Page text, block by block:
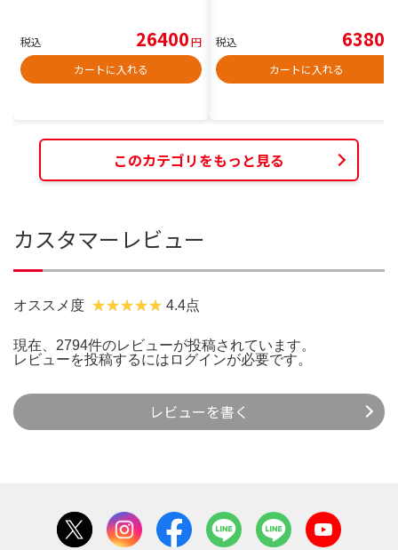
税込 26400円
カートに入れる
税込 6380
カートに入れる
このカテゴリをもっと見る
カスタマーレビュー
オススメ度 4.4点
現在、2794件のレビューが投稿されています。
レビューを投稿するには ログインが必要です。
レビューを書く